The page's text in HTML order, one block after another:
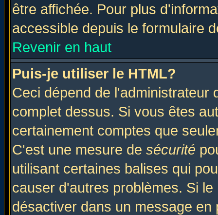
être affichée. Pour plus
accessible depuis le formulaire
Revenir en haut
Puis-je utiliser le HTML?
Ceci dépend de l'administrateur
complet dessus. Si vous êtes
certainement comptes que
C'est une mesure de sécurité
utilisant certaines balises qui
causer d'autres problèmes. Si
désactiver dans un message